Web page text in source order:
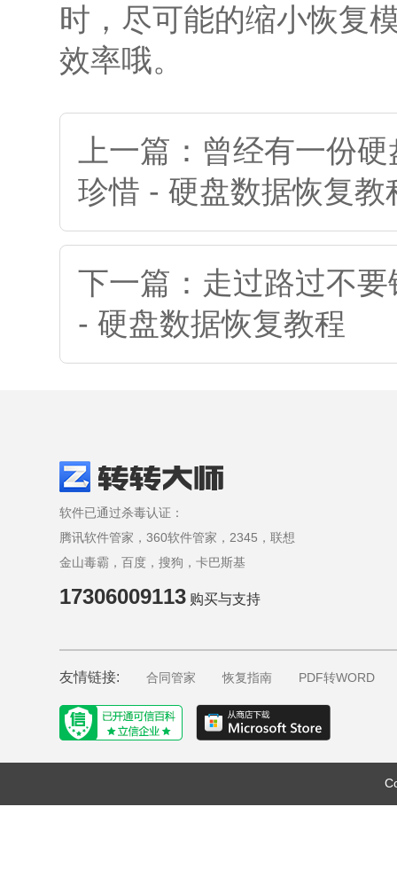
时，尽可能的缩小恢复
效率哦。
上一篇：曾经有一份
珍惜 - 硬盘数据恢复教
下一篇：走过路过不
- 硬盘数据恢复教程
软件已通过杀毒认证：
腾讯软件管家，360软件管家，2345，联想
金山毒霸，百度，搜狗，卡巴斯基
17306009113购买与支持
友情链接: 合同管家 恢复指南 PDF转WORD